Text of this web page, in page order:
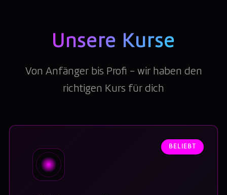
Unsere Kurse
Von Anfänger bis Profi – wir haben den
richtigen Kurs für dich
BELIEBT